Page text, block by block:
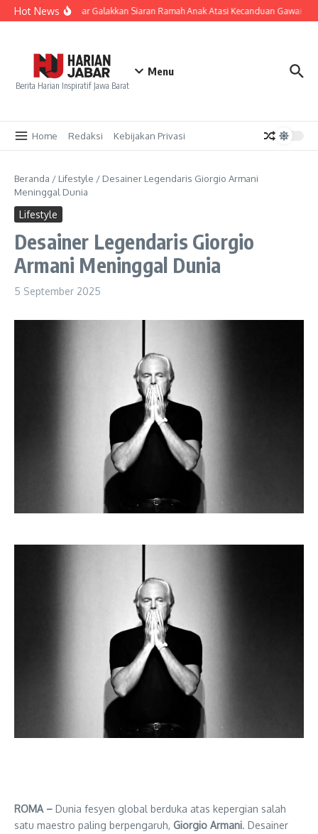
Lewati ke konten
Hot NewsKPID Jabar Galakkan Siaran Ramah Anak Atasi Kecanduan Gawai Gen
Berita Harian Inspiratif Jawa Barat
Menu
Home Redaksi Kebijakan Privasi
Beranda / Lifestyle / Desainer Legendaris Giorgio Armani
Meninggal Dunia
Lifestyle
Desainer Legendaris Giorgio
Armani Meninggal Dunia
5 September 2025
ROMA – Dunia fesyen global berduka atas kepergian salah
satu maestro paling berpengaruh, Giorgio Armani. Desainer